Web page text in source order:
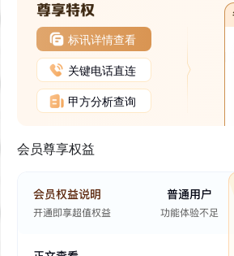
标讯详情查看
关键电话直连
甲方分析查询
会员尊享权益